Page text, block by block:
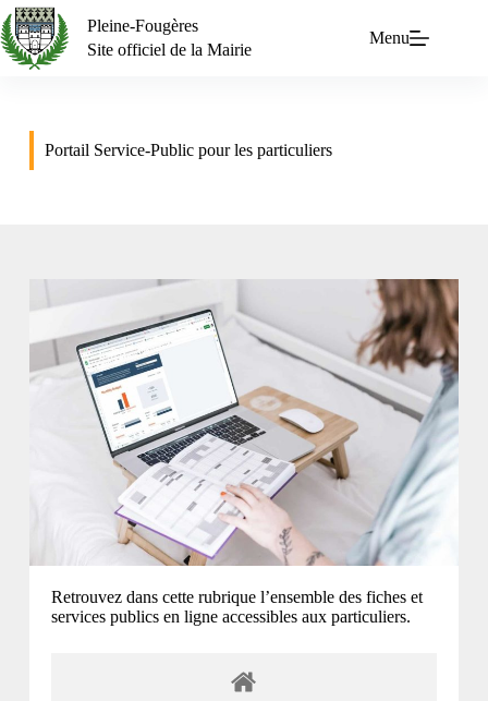
Pleine-Fougères
Site officiel de la Mairie
Menu
Portail Service-Public pour les particuliers
Retrouvez dans cette rubrique l’ensemble des fiches et
services publics en ligne accessibles aux particuliers.